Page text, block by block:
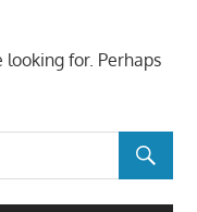
looking for. Perhaps